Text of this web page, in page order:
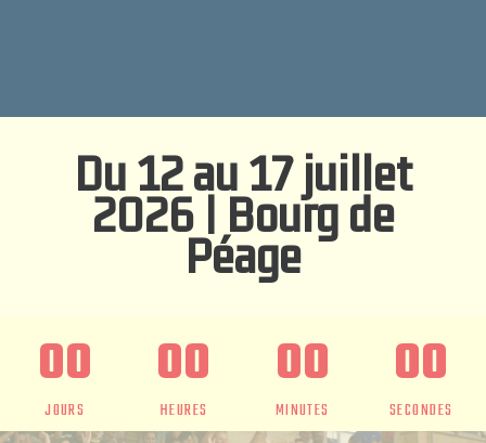
Du 12 au 17 juillet
2026 | Bourg de
Péage
00
JOURS
00
HEURES
00
MINUTES
00
SECONDES